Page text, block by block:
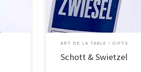
ART DE LA TABLE GIFTS
Schott & Swietzel